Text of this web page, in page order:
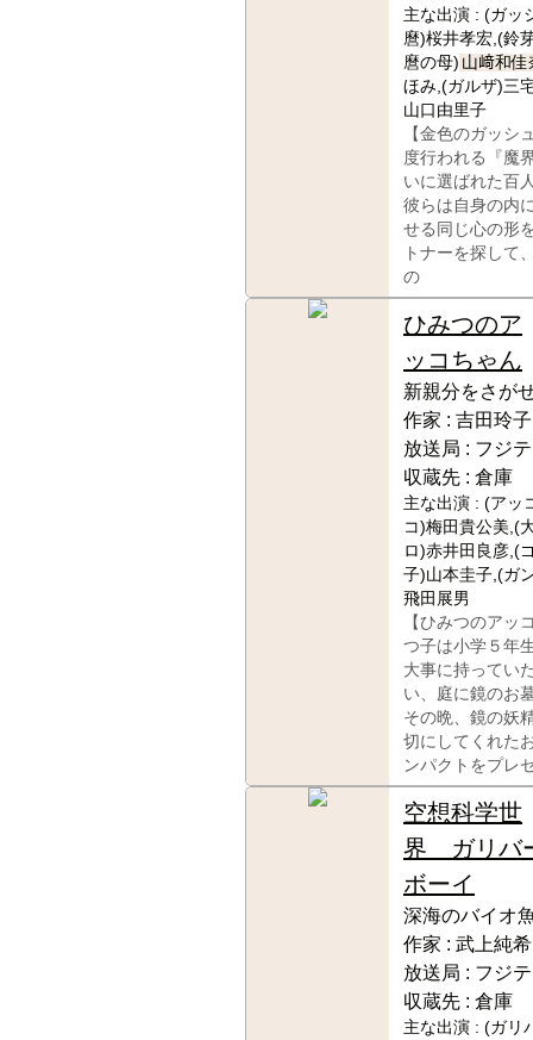
主な出演 : (ガッ
麿)桜井孝宏,(鈴
麿の母) 山﨑和佳
ほみ,(ガルザ)三
山口由里子
【金色のガッ
度行われる『魔
いに選ばれた百
彼らは自身の内
せる同じ心の形
トナーを探して
の
ひみつのア
ッコちゃん
新親分をさが
作家 : 吉田玲子
放送局 : フジ
収蔵先 : 倉庫
主な出演 : (アッ
コ)梅田貴公美,(
ロ)赤井田良彦,(
子)山本圭子,(ガ
飛田展男
【ひみつのアッ
つ子は小学５年
大事に持ってい
い、庭に鏡のお
その晩、鏡の妖
切にしてくれた
ンパクトをプレ
空想科学世
界 ガリバ
ボーイ
深海のバイオ
作家 : 武上純希
放送局 : フジ
収蔵先 : 倉庫
主な出演 : (ガリ